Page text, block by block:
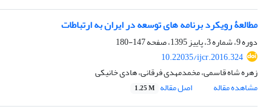
مطالعۀ رویکرد برنامه های توسعه در ایران به ارتباطات
دوره 9، شماره 3، پاییز 1395، صفحه
147-180
10.22035/ijcr.2016.324
زهره شاه قاسمی، مخمدمهدی فرقانی، هادی خانیکی
مشاهده مقاله
اصل مقاله 1.25 M